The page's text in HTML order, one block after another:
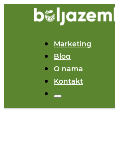
Marketing
Blog
O nama
Kontakt